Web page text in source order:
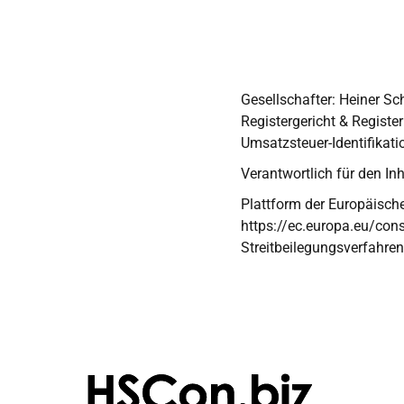
Gesellschafter: Heiner
Registergericht &
Umsatzsteuer-
Verantwortlich für den
Plattform der
https://ec.europa.eu/